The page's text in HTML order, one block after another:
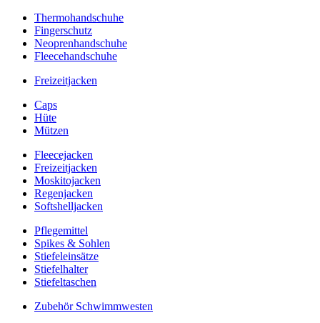
Thermohandschuhe
Fingerschutz
Neoprenhandschuhe
Fleecehandschuhe
Freizeitjacken
Caps
Hüte
Mützen
Fleecejacken
Freizeitjacken
Moskitojacken
Regenjacken
Softshelljacken
Pflegemittel
Spikes & Sohlen
Stiefeleinsätze
Stiefelhalter
Stiefeltaschen
Zubehör Schwimmwesten